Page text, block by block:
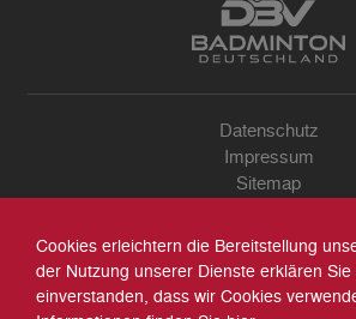
Datenschutz
Impressum
Sitemap
Archiv
Suche
Cookies erleichtern die Bereitstellung
der Nutzung unserer Dienste erklären Sie
einverstanden, dass wir Cookies